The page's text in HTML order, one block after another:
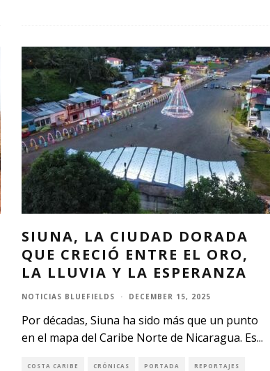
SIUNA, LA CIUDAD DORADA
QUE CRECIÓ ENTRE EL ORO,
LA LLUVIA Y LA ESPERANZA
NOTICIAS BLUEFIELDS · DECEMBER 15, 2025
Por décadas, Siuna ha sido más que un punto
en el mapa del Caribe Norte de Nicaragua. Es...
COSTA CARIBE CRÓNICAS PORTADA REPORTAJES